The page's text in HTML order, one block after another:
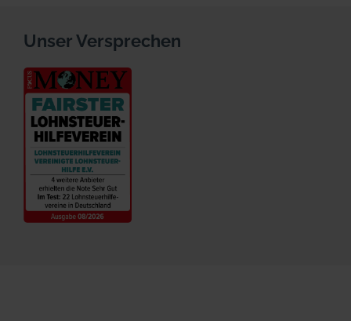
Unser Versprechen